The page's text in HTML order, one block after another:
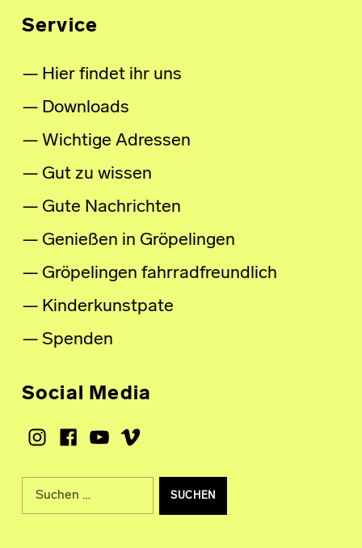
Service
Hier findet ihr uns
Downloads
Wichtige Adressen
Gut zu wissen
Gute Nachrichten
Genießen in Gröpelingen
Gröpelingen fahrradfreundlich
Kinderkunstpate
Spenden
Social Media
Instagram
Facebook
Youtube
Vimeo
Suche nach: